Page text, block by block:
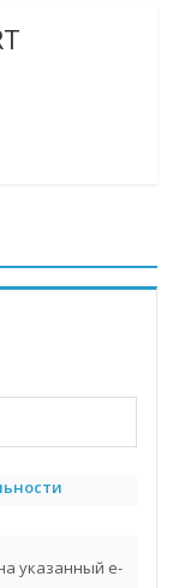
указанный e-